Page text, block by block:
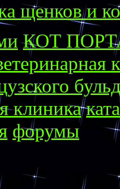
щенков и
КОТ
клиника
форумы